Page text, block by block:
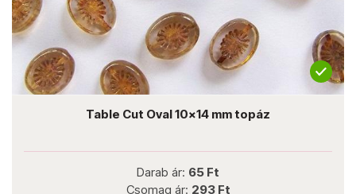
Table Cut Oval 10x14 mm topáz
Darab ár: 65 Ft
Csomag ár: 293 Ft